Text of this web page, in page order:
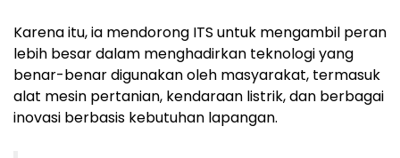
Karena itu, ia mendorong ITS untuk mengambil peran
lebih besar dalam menghadirkan teknologi yang
benar-benar digunakan oleh masyarakat, termasuk
alat mesin pertanian, kendaraan listrik, dan berbagai
inovasi berbasis kebutuhan lapangan.